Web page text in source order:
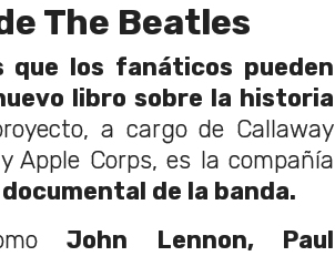
The Beatles
que los fanáticos pueden
libro sobre la historia
a cargo de Callaway
Corps, es la compañía
documental de la banda.
John Lennon, Paul